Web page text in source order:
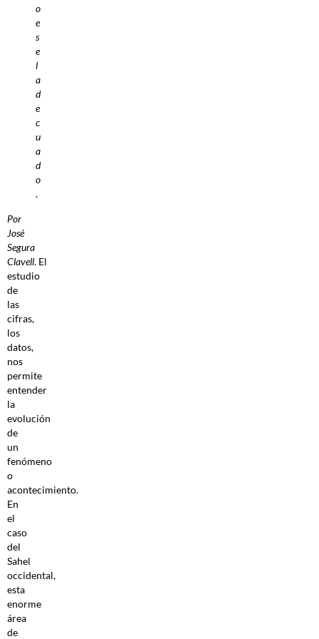
o
e
s
e
l
a
d
e
c
u
a
d
o
.
Por
José
Segura
Clavell. El
estudio
de
las
cifras,
los
datos,
nos
permite
entender
la
evolución
de
un
fenómeno
o
acontecimiento.
En
el
caso
del
Sahel
occidental,
esta
enorme
área
de